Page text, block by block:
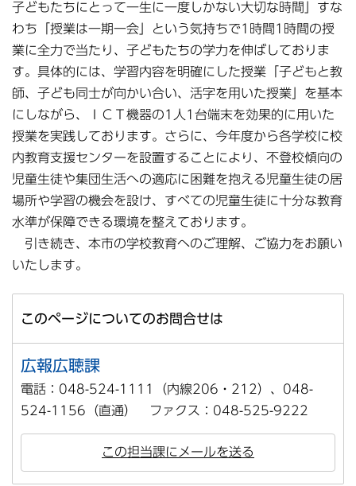
子どもたちにとって一生に一度しかない大切な時間」すな
わち「授業は一期一会」という気持ちで1時間1時間の授
業に全力で当たり、子どもたちの学力を伸ばしておりま
す。具体的には、学習内容を明確にした授業「子どもと教
師、子ども同士が向かい合い、活字を用いた授業」を基本
にしながら、ＩＣＴ機器の1人1台端末を効果的に用いた
授業を実践しております。さらに、今年度から各学校に校
内教育支援センターを設置することにより、不登校傾向の
児童生徒や集団生活への適応に困難を抱える児童生徒の居
場所や学習の機会を設け、すべての児童生徒に十分な教育
水準が保障できる環境を整えております。
引き続き、本市の学校教育へのご理解、ご協力をお願い
いたします。
このページについてのお問合せは
広報広聴課
電話：048-524-1111（内線206・212）、048-
524-1156（直通） ファクス：048-525-9222
この担当課にメールを送る